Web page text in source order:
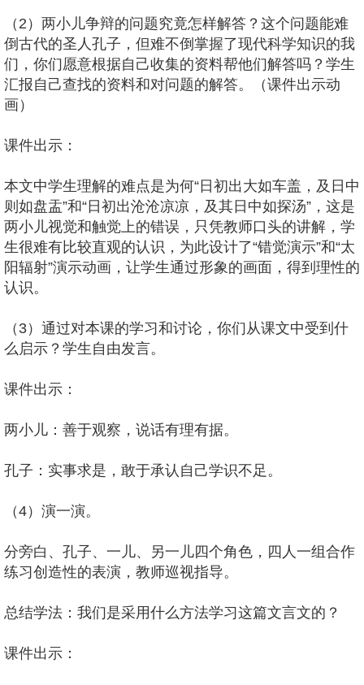
（2）两小儿争辩的问题究竟怎样解答？这个问题能难
倒古代的圣人孔子，但难不倒掌握了现代科学知识的我
们，你们愿意根据自己收集的资料帮他们解答吗？学生
汇报自己查找的资料和对问题的解答。（课件出示动
画）
课件出示：
本文中学生理解的难点是为何“日初出大如车盖，及日中
则如盘盂”和“日初出沧沧凉凉，及其日中如探汤”，这是
两小儿视觉和触觉上的错误，只凭教师口头的讲解，学
生很难有比较直观的认识，为此设计了“错觉演示”和“太
阳辐射”演示动画，让学生通过形象的画面，得到理性的
认识。
（3）通过对本课的学习和讨论，你们从课文中受到什
么启示？学生自由发言。
课件出示：
两小儿：善于观察，说话有理有据。
孔子：实事求是，敢于承认自己学识不足。
（4）演一演。
分旁白、孔子、一儿、另一儿四个角色，四人一组合作
练习创造性的表演，教师巡视指导。
总结学法：我们是采用什么方法学习这篇文言文的？
课件出示：